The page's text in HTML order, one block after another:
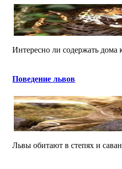
Интересно ли содержать
Поведение львов
Львы обитают в степях и